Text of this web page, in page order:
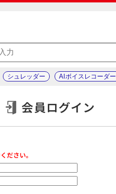
シュレッダー AIボイスレコーダー
会員ログイン
ださい。